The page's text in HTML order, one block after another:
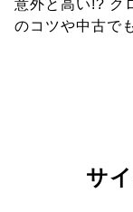
意外と高い!? ク
のコツや中古で
サ